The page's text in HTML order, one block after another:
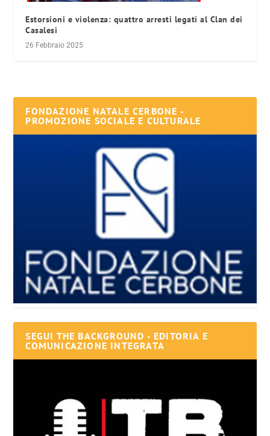
Estorsioni e violenza: quattro arresti legati al Clan dei
Casalesi
26 Febbraio 2025
FONDAZIONE NATALE CERBONE -
PROMOZIONE SOCIALE E CULTURALE
SEGUI THE BACKGROUND - EDITORIA E
COMUNICAZIONE INTEGRATA